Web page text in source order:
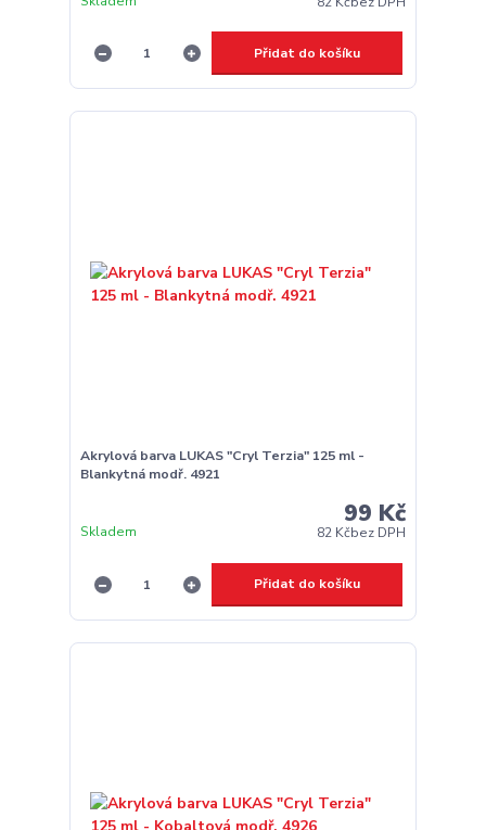
Přidat do košíku
Akrylová barva LUKAS "Cryl Terzia" 125 ml -
Blankytná modř. 4921
99 Kč
82 Kčbez DPH
Skladem
Přidat do košíku